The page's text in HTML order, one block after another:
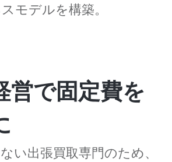
モデルを構築。
営で固定費を
い出張買取専門のため、